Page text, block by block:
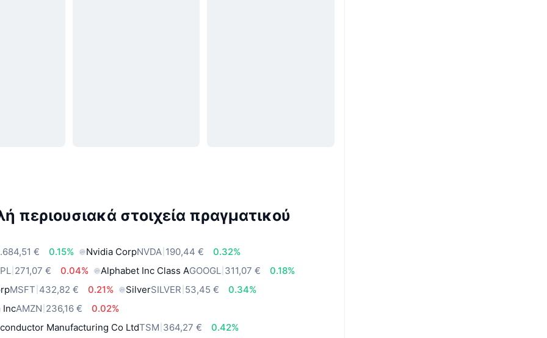
περιουσιακά στοιχεία πραγματικού
€ 0.15% Nvidia CorpNVDA 190,44 €
0.32%
271,07 € 0.04% Alphabet Inc Class AGOOGL 311,07 €
0.18%
MSFT 432,82 € 0.21% SilverSILVER 53,45 €
0.34%
IncAMZN 236,16 €
0.02%
Manufacturing Co LtdTSM 364,27 € 0.42%